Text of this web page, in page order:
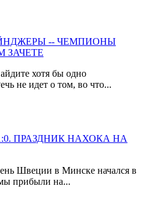
-- ЧЕМПИОНЫ
ЗАЧЕТЕ
хотя бы одно
не идет о том, во что...
ПРАЗДНИК НАХОКА НА
Швеции в Минске начался в
прибыли на...